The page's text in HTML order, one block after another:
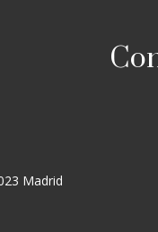
Madrid